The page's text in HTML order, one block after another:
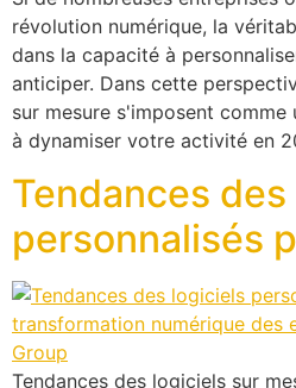
révolution numérique, la
dans la capacité à
anticiper. Dans cette
sur mesure s'imposent
à dynamiser votre activité en
Tendances
personnalisés
Tendances des logiciels sur